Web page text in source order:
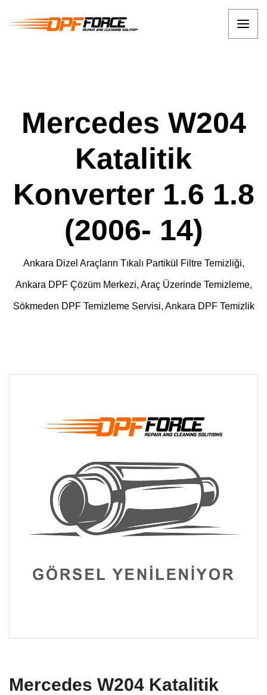
Mercedes W204
Katalitik
Konverter 1.6 1.8
(2006- 14)
Ankara Dizel Araçların Tıkalı Partikül Filtre Temizliği,
Ankara DPF Çözüm Merkezi, Araç Üzerinde Temizleme,
Sökmeden DPF Temizleme Servisi, Ankara DPF Temizlik
Mercedes W204 Katalitik